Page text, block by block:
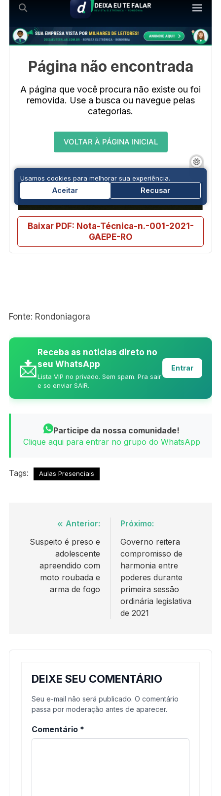
Baixar PDF: Nota-Técnica-n.-001-2021-
GAEPE-RO
Fonte: Rondoniagora
📩
Receba as noticias direto no
seu WhatsApp
Lista VIP no privado. Sem spam. Pra sair
e so enviar SAIR.
Entrar
Participe da nossa comunidade!
Clique aqui para entrar no grupo do WhatsApp
Tags: Aulas Presenciais
Navegação
de
Post
Anterior:
Suspeito é preso e
adolescente
apreendido com
moto roubada e
arma de fogo
Próximo:
Governo reitera
compromisso de
harmonia entre
poderes durante
primeira sessão
ordinária legislativa
de 2021
DEIXE SEU COMENTÁRIO
Seu e-mail não será publicado. O comentário
passa por moderação antes de aparecer.
Comentário *